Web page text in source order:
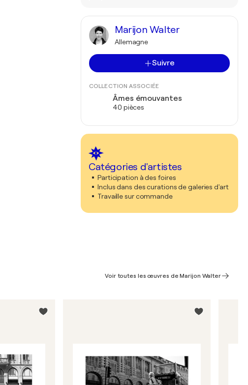
Marijon Walter
Allemagne
Suivre
COLLECTION ASSOCIÉE
Âmes émouvantes
40 pièces
Catégories d'artistes
Participation à des foires
Inclus dans des curations de galeries d'art
Travaille sur commande
Voir toutes les œuvres de Marijon Walter